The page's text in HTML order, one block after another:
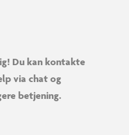
Du kan kontakte
via chat og
betjening.